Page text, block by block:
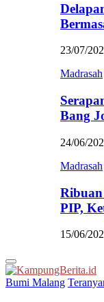
23/07/
Madrasah
Bang
24/06/
Madrasah
Ribuan
PIP,
15/06/
Primary
Menu
Bumi Malang